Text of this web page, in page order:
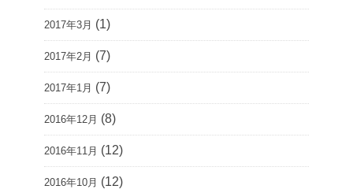
2017年3月 (1)
2017年2月 (7)
2017年1月 (7)
2016年12月 (8)
2016年11月 (12)
2016年10月 (12)